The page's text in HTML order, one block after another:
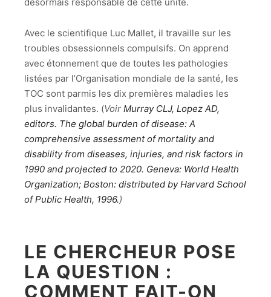
Avec le scientifique Luc Mallet, il travaille sur les
troubles obsessionnels compulsifs. On apprend
avec étonnement que de toutes les pathologies
listées par l’Organisation mondiale de la santé, les
TOC sont parmis les dix premières maladies les
plus invalidantes. (Voir Murray CLJ, Lopez AD,
editors. The global burden of disease: A
comprehensive assessment of mortality and
disability from diseases, injuries, and risk factors in
1990 and projected to 2020. Geneva: World Health
Organization; Boston: distributed by Harvard School
of Public Health, 1996.)
LE CHERCHEUR POSE
LA QUESTION :
COMMENT FAIT-ON